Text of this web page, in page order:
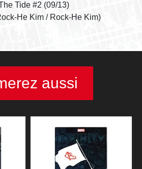
Tide #2 (09/13)
He Kim / Rock-He Kim)
aussi